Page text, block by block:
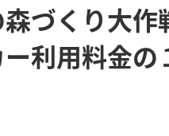
森づくり大
利用料金